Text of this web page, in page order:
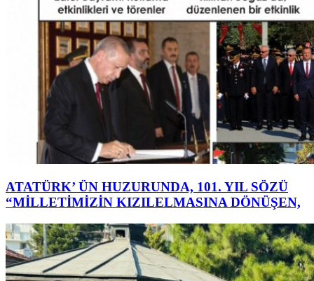
ATATÜRK’ ÜN HUZURUNDA, 101. YIL SÖZÜ
“MİLLETİMİZİN KIZILELMASINA DÖNÜŞEN,